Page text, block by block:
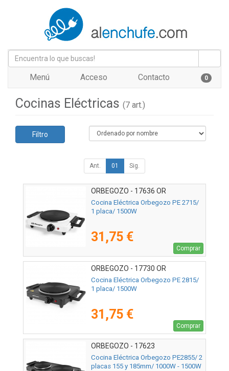
Menú Acceso Contacto 0
Cocinas Eléctricas (7 art.)
Filtro
Ant. 01 Sig.
ORBEGOZO - 17636 OR
Cocina Eléctrica Orbegozo PE 2715/
1 placa/ 1500W
31,75 €
Comprar
ORBEGOZO - 17730 OR
Cocina Eléctrica Orbegozo PE 2815/
1 placa/ 1500W
31,75 €
Comprar
ORBEGOZO - 17623
Cocina Eléctrica Orbegozo PE2855/ 2
placas 155 y 185mm/ 1000W - 1500W